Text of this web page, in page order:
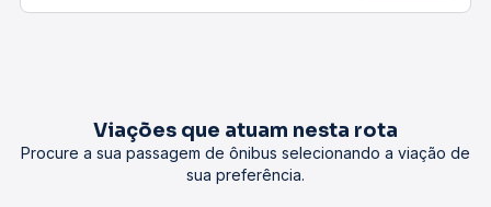
Viações que atuam nesta rota
Procure a sua passagem de ônibus selecionando a viação de
sua preferência.